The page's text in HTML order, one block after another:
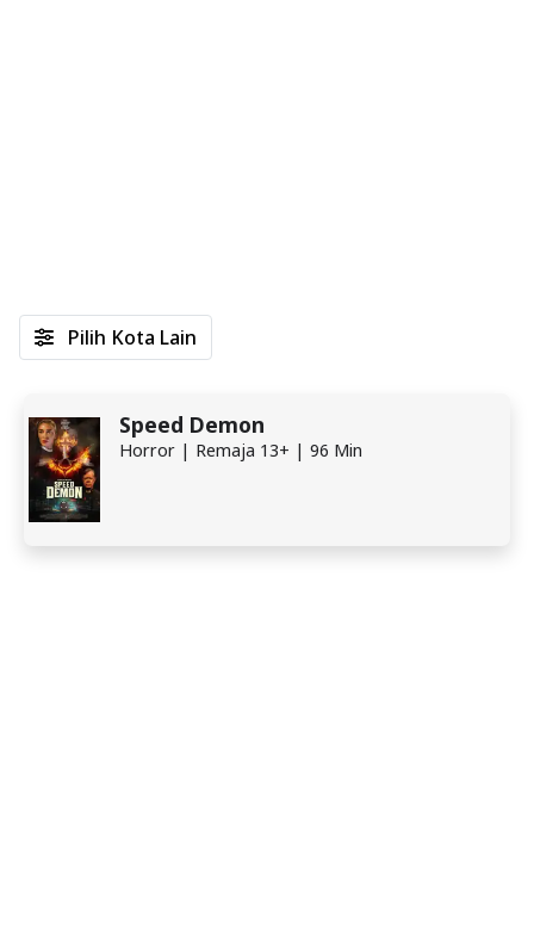
Speed Demon
Horror | Remaja 13+ | 96 Min
Pilih Kota Lain